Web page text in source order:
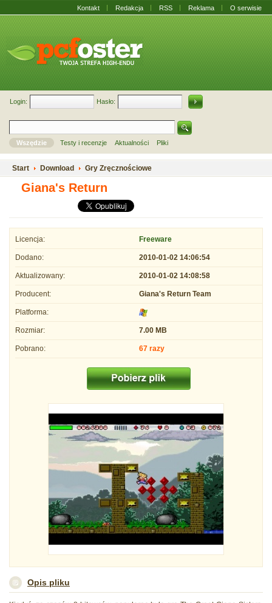
Kontakt Redakcja RSS Reklama O serwisie
Login: Hasło:
Wszędzie Testy i recenzje Aktualności Pliki
Start Download Gry Zręcznościowe
Giana's Return
Licencja: Freeware
Dodano: 2010-01-02 14:06:54
Aktualizowany: 2010-01-02 14:08:58
Producent: Giana's Return Team
Platforma:
Rozmiar: 7.00 MB
Pobrano: 67 razy
Opis pliku